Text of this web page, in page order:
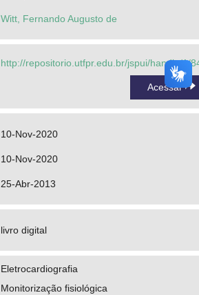
Witt, Fernando Augusto de
http://repositorio.utfpr.edu.br/jspui/handle/1/
Acessar
10-Nov-2020
10-Nov-2020
25-Abr-2013
livro digital
Eletrocardiografia
Monitorização fisiológica